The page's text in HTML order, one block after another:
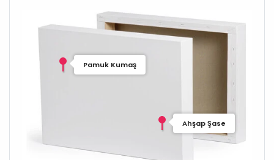
Pamuk Kumaş
Ahşap Şase